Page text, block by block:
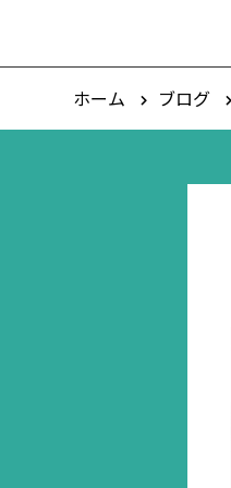
ホーム ブログ